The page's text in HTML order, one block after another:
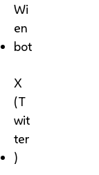
Wi
en
bot
X
(T
wit
ter
)